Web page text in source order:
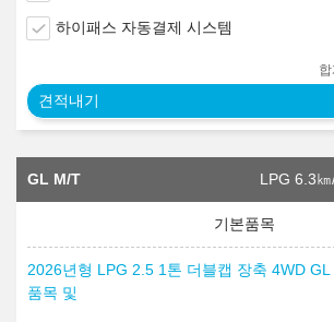
하이패스 자동결제 시스템
합
견적내기
GL M/T LPG 6.3㎞
2026년형 LPG 2.5 1톤 더블캡 장축 4WD
품목 및